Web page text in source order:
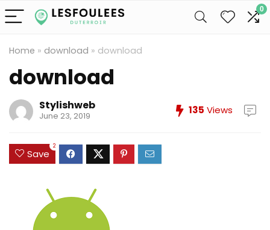
0
Home » download » download
download
Stylishweb
June 23, 2019 135 Views
Save
2